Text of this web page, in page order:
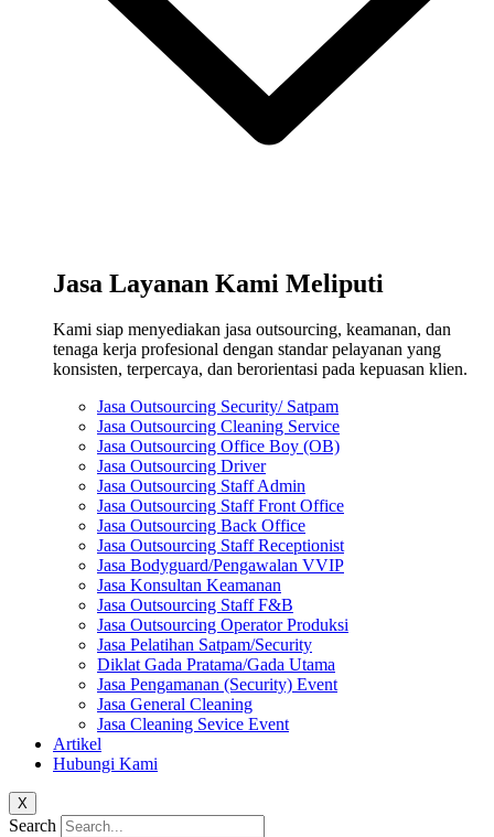
Jasa Layanan Kami Meliputi
Kami siap menyediakan jasa outsourcing, keamanan, dan
tenaga kerja profesional dengan standar pelayanan yang
konsisten, terpercaya, dan berorientasi pada kepuasan klien.
Jasa Outsourcing Security/ Satpam
Jasa Outsourcing Cleaning Service
Jasa Outsourcing Office Boy (OB)
Jasa Outsourcing Driver
Jasa Outsourcing Staff Admin
Jasa Outsourcing Staff Front Office
Jasa Outsourcing Back Office
Jasa Outsourcing Staff Receptionist
Jasa Bodyguard/Pengawalan VVIP
Jasa Konsultan Keamanan
Jasa Outsourcing Staff F&B
Jasa Outsourcing Operator Produksi
Jasa Pelatihan Satpam/Security
Diklat Gada Pratama/Gada Utama
Jasa Pengamanan (Security) Event
Jasa General Cleaning
Jasa Cleaning Sevice Event
Artikel
Hubungi Kami
X
Search